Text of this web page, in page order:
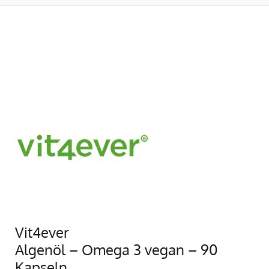
Vit4ever
Algenöl – Omega 3 vegan – 90